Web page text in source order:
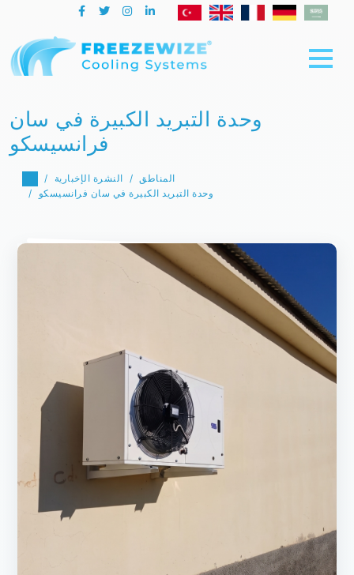
وحدة التبريد الكبيرة في سان
فرانسيسكو
النشرة الإخبارية
المناطق
وحدة التبريد الكبيرة في سان فرانسيسكو